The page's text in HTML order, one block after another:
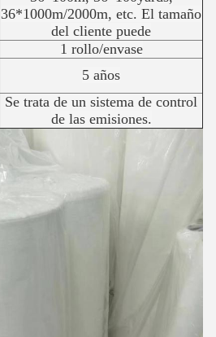
36*1000m/2000m, etc. El tamaño
del cliente puede
1 rollo/envase
5 años
Se trata de un sistema de control
de las emisiones.